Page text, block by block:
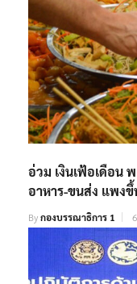
อ่วม เงินเฟ้อเดือน
อาหาร-ขนส่ง แพง
Byกองบรรณาธิการ 1